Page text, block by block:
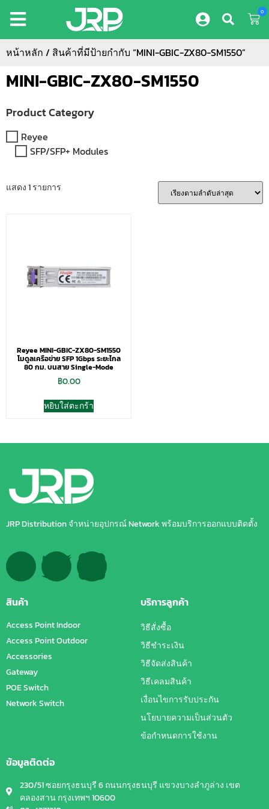
0
หน้าหลัก / สินค้าที่มีป้ายกำกับ “MINI-GBIC-ZX80-SM1550”
MINI-GBIC-ZX80-SM1550
Product Category
Reyee
SFP/SFP+ Modules
แสดง 1 รายการ
Reyee MINI-GBIC-ZX80-SM1550
โมดูลเครือข่าย SFP 1Gbps ระยะไกล
80 กม. บนสาย Single-Mode
฿0.00
หยิบใส่ตะกร้า
JRP Distribution จำหน่ายอุปกรณ์ Network พร้อมบริการออกแบบติดตั้ง
สินค้า
Access Point Indoor
Access Point Outdoor
Accessories
Gateway
POE Switch
Network Switch
บริการลูกค้า
วิธีสั่งซื้อ
วิธีชำระเงิน
วิธีจัดส่งสินค้า
วิธีเคลมสินค้า
เงื่อนไขการรับประกัน
นโยบายความเป็นส่วนตัว
ข้อกำหนดการใช้งาน
ข้อมูลติดต่อ
230/51 ซอยกรุงธนบุรี 6 ถนนกรุงธนบุรี แขวงบางลำภูล่าง เขต
คลองสาน กรุงเทพฯ 10600